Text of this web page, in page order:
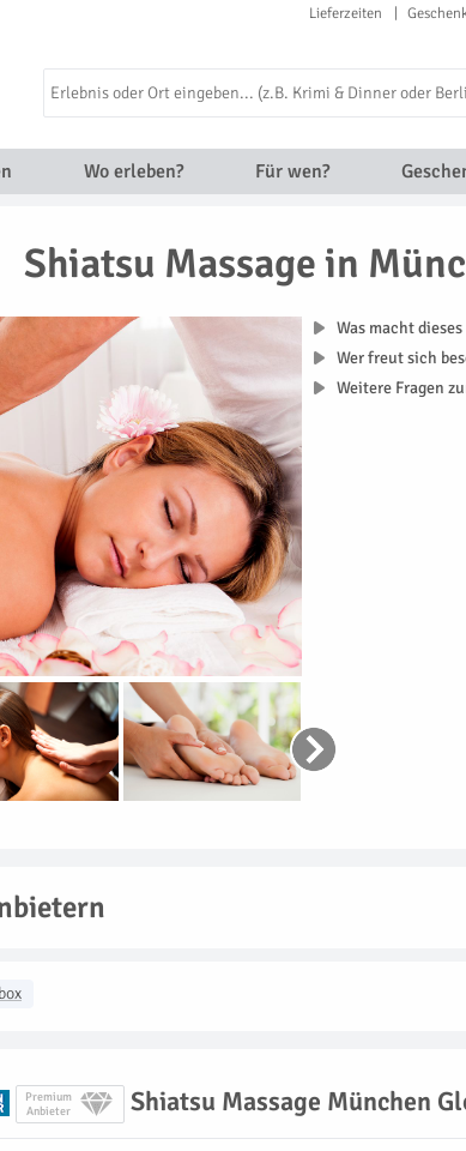
Lieferzeiten
Wo erleben? Für wen?
Shiatsu Massage in
Was macht
Wer freut sich
Weitere Fragen
Premium
Anbieter
Shiatsu Massage München